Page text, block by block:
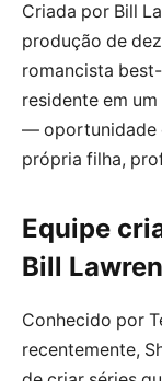
Criada por Bill
produção de
romancista
residente em
— oportunidade
própria filha,
Equipe
Bill
Conhecido por
recentemente,